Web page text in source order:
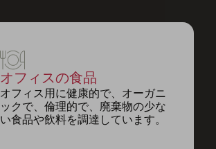
オフィスの食品
オフィス用に健康的で、オーガニ
ックで、倫理的で、廃棄物の少な
い食品や飲料を調達しています。